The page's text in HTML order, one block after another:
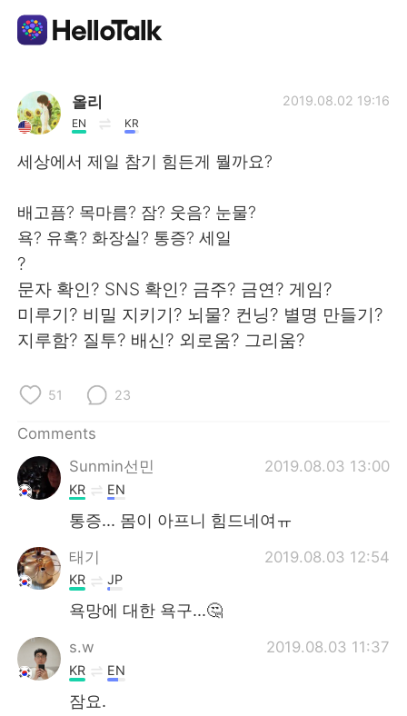
Language Exchange App
AI Grammar Checker
Español العربية
Русский
Indonesia
Türkçe
Português
올리
EN KR
2019.08.02 19:16
세상에서 제일 참기 힘든게 뭘까요?
배고픔? 목마름? 잠? 웃음? 눈물?
욕? 유혹? 화장실? 통증? 세일
?
문자 확인? SNS 확인? 금주? 금연? 게임?
미루기? 비밀 지키기? 뇌물? 컨닝? 별명 만들기?
지루함? 질투? 배신? 외로움? 그리움?
51 23
Comments
Sunmin선민
2019.08.03 13:00
KR EN
통증... 몸이 아프니 힘드네여ㅠ
태기 2019.08.03 12:54
KR JP
욕망에 대한 욕구...🤔
s.w 2019.08.03 11:37
KR EN
잠요.